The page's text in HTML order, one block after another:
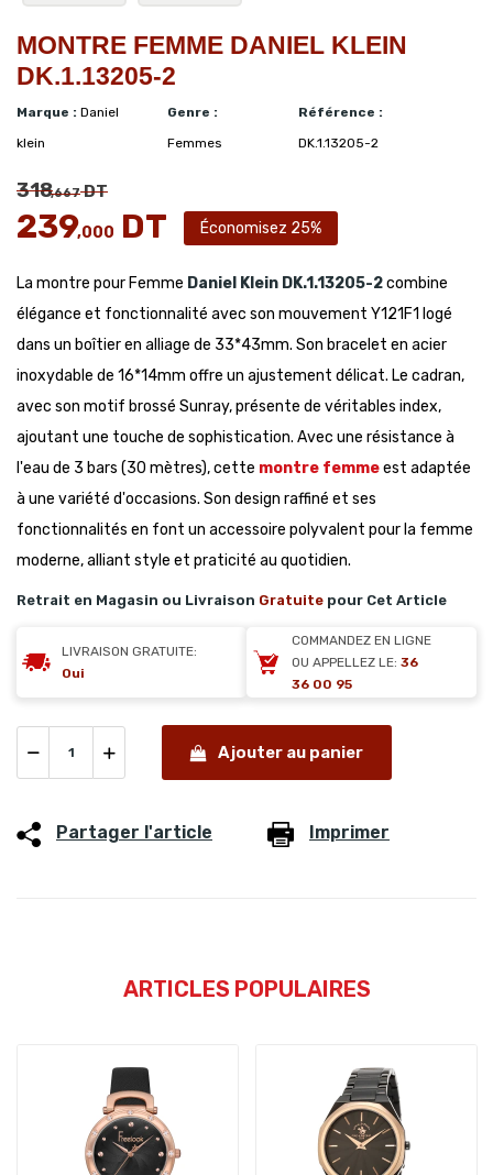
MONTRE FEMME DANIEL KLEIN
DK.1.13205-2
Marque : Daniel
klein
Genre :
Femmes
Référence :
DK.1.13205-2
318,667DT
239,000 DT Économisez 25%
La montre pour Femme Daniel Klein DK.1.13205-2combine
élégance et fonctionnalité avec son mouvement Y121F1 logé
dans un boîtier en alliage de 33*43mm. Son bracelet en acier
inoxydable de 16*14mm offre un ajustement délicat. Le cadran,
avec son motif brossé Sunray, présente de véritables index,
ajoutant une touche de sophistication. Avec une résistance à
l'eau de 3 bars (30 mètres), cette montre femmeest adaptée
à une variété d'occasions. Son design raffiné et ses
fonctionnalités en font un accessoire polyvalent pour la femme
moderne, alliant style et praticité au quotidien.
Retrait en Magasin ou Livraison Gratuite pour Cet Article
LIVRAISON GRATUITE:
Oui
COMMANDEZ EN LIGNE
OU APPELLEZ LE: 36
36 00 95
Ajouter au panier
Partager l'article Imprimer
ARTICLES POPULAIRES